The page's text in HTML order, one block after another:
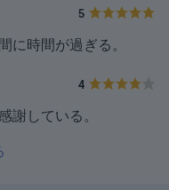
5
に時間が過ぎる。
4
謝している。